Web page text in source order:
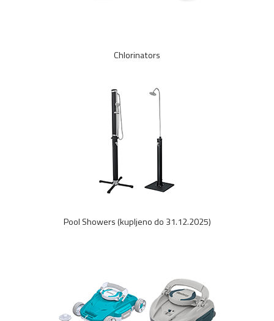
Chlorinators
Pool Showers (kupljeno do 31.12.2025)